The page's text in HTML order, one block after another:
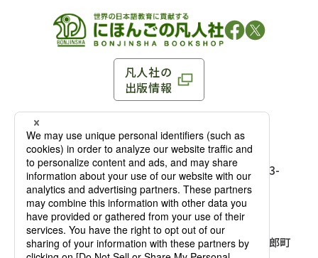
凡人社の
出版情報
〒102-0093 東京都千代田区平河町 1-3-13 8F
TEL：03-3263-3959／FAX：03-3263-3116
麹町店
〒102-0093 東京都千代田区平河町1-3-
13 8F［アクセス］
TEL：03-3239-8673／FAX：03-3263-
3116
〒541-0056 大阪府大阪市中央区久太郎町